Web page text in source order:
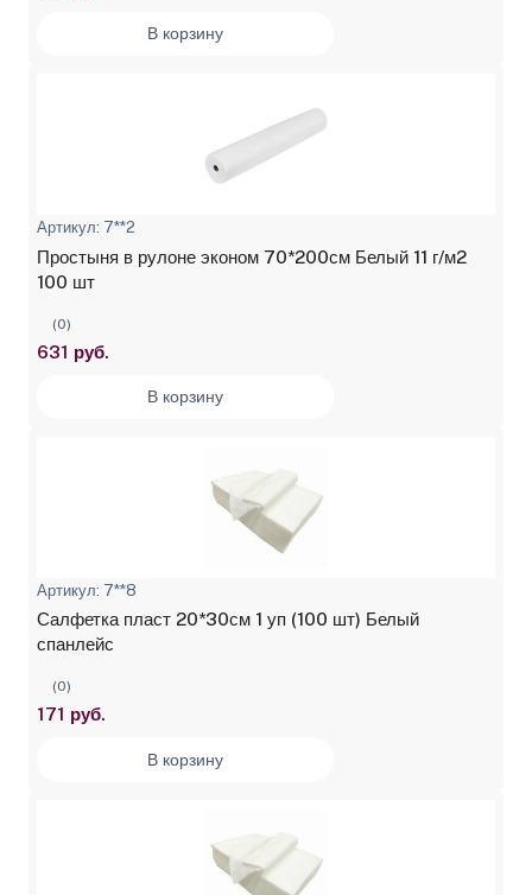
В корзину
Артикул: 7**2
Простыня в рулоне эконом 70*200см Белый 11 г/м2
100 шт
(0)
631 руб.
В корзину
Артикул: 7**8
Салфетка пласт 20*30см 1 уп (100 шт) Белый
спанлейс
(0)
171 руб.
В корзину